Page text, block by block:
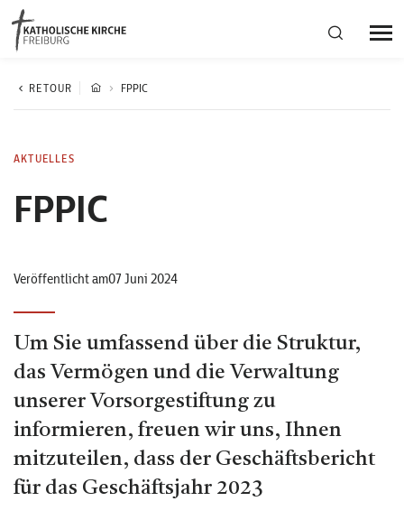
Bistumsregion Deutschfreiburg
Kirchliches Leben
Aktuelles
RETOUR FPPIC
AKTUELLES
FPPIC
Veröffentlicht am07 Juni 2024
Um Sie umfassend über die Struktur,
das Vermögen und die Verwaltung
unserer Vorsorgestiftung zu
informieren, freuen wir uns, Ihnen
mitzuteilen, dass der Geschäftsbericht
für das Geschäftsjahr 2023